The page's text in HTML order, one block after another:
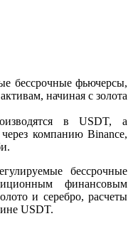
бессрочные фьючерсы,
начиная с золота
в USDT, а
компанию Binance,
бессрочные
финансовым
и серебро, расчеты
USDT.